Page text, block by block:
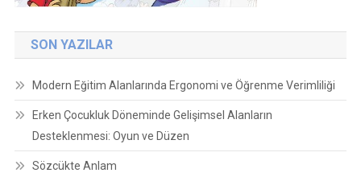
SON YAZILAR
Modern Eğitim Alanlarında Ergonomi ve Öğrenme Verimliliği
Erken Çocukluk Döneminde Gelişimsel Alanların
Desteklenmesi: Oyun ve Düzen
Sözcükte Anlam